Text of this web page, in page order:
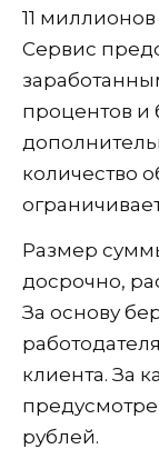
11
Сервис
процентов и
количество
Размер
досрочно,
За основу
клиента. За
рублей.